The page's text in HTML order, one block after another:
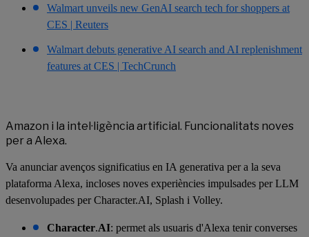
Walmart unveils new GenAI search tech for shoppers at
CES | Reuters
Walmart debuts generative AI search and AI replenishment
features at CES | TechCrunch
Amazon i la intel·ligència artificial. Funcionalitats noves
per a Alexa.
Va anunciar avenços significatius en IA generativa per a la seva
plataforma Alexa, incloses noves experiències impulsades per LLM
desenvolupades per Character.AI, Splash i Volley.
Character.AI: permet als usuaris d'Alexa tenir converses